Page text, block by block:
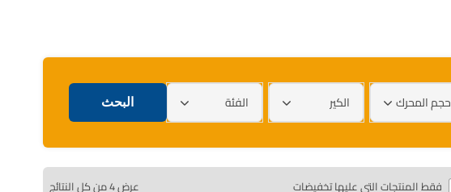
حجم المحرك الكير الفئة
فقط المنتجات التي عليها تخفيضات عرض ⁦4⁩ من كل النتائج